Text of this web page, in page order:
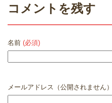
コメントを残す
名前 (必須)
メールアドレス（公開されません）